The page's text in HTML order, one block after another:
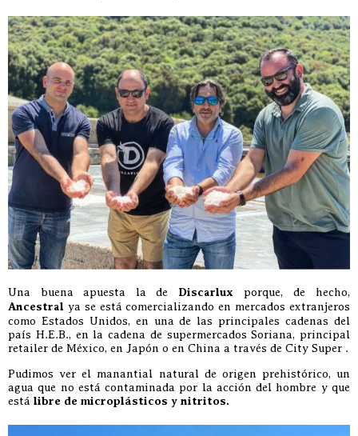
Una buena apuesta la de Discarlux porque, de hecho,
Ancestral ya se está comercializando en mercados extranjeros
como Estados Unidos, en una de las principales cadenas del
país H.E.B., en la cadena de supermercados Soriana, principal
retailer de México, en Japón o en China a través de City Super .
Pudimos ver el manantial natural de origen prehistórico, un
agua que no está contaminada por la acción del hombre y que
está libre de microplásticos y nitritos.